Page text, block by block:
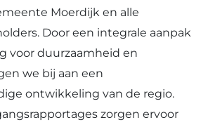
Moerdijk en alle
Door een integrale aanpak
voor duurzaamheid en
we bij aan een
ontwikkeling van de regio.
zorgen ervoor